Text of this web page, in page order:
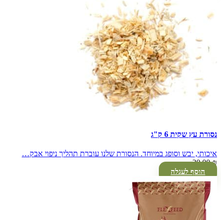
נסורת עץ שקית 6 ק"ג
איכותי, יבש וסופג במיוחד. הנסורת שלנו עוברת תהליך ניפוי אבק…
20.00₪
הוסף לעגלה